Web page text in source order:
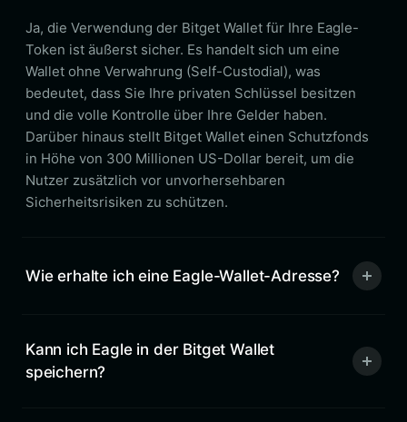
Ja, die Verwendung der Bitget Wallet für Ihre Eagle-
Token ist äußerst sicher. Es handelt sich um eine
Wallet ohne Verwahrung (Self-Custodial), was
bedeutet, dass Sie Ihre privaten Schlüssel besitzen
und die volle Kontrolle über Ihre Gelder haben.
Darüber hinaus stellt Bitget Wallet einen Schutzfonds
in Höhe von 300 Millionen US-Dollar bereit, um die
Nutzer zusätzlich vor unvorhersehbaren
Sicherheitsrisiken zu schützen.
Wie erhalte ich eine Eagle-Wallet-Adresse?
Kann ich Eagle in der Bitget Wallet
speichern?